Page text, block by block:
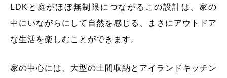
LDKと庭がほぼ無制限につながるこの設計は、家の
中にいながらにして自然を感じる、まさにアウトドア
な生活を楽しむことができます。
家の中心には、大型の土間収納とアイランドキッチン